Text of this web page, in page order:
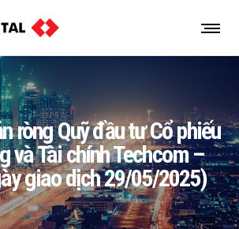
ròng Quỹ đầu tư Cổ phiếu
và Tài chính Techcom –
giao dịch 29/05/2025)